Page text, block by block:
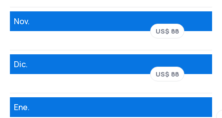
Nov.
US$ 88
Dic.
US$ 88
Ene.